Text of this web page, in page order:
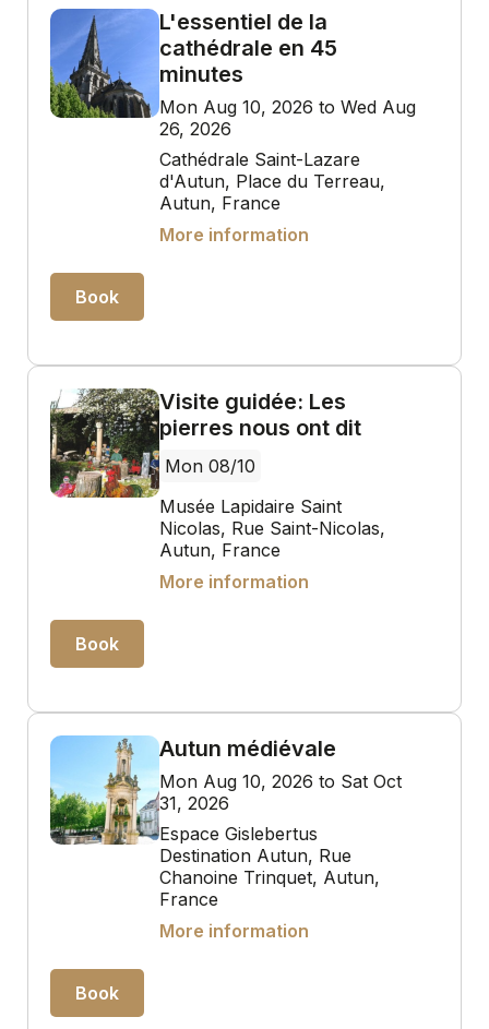
L'essentiel de la
cathédrale en 45
minutes
Mon Aug 10, 2026 to Wed Aug
26, 2026
Cathédrale Saint-Lazare
d'Autun, Place du Terreau,
Autun, France
More information
Book
Visite guidée: Les
pierres nous ont dit
Mon 08/10
Musée Lapidaire Saint
Nicolas, Rue Saint-Nicolas,
Autun, France
More information
Book
Autun médiévale
Mon Aug 10, 2026 to Sat Oct
31, 2026
Espace Gislebertus
Destination Autun, Rue
Chanoine Trinquet, Autun,
France
More information
Book